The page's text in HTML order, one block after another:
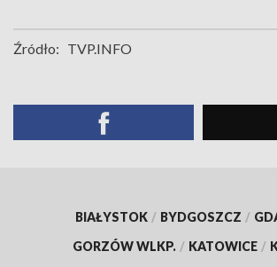
Źródło: TVP.INFO
BIAŁYSTOK / BYDGOSZCZ /
GORZÓW WLKP. / KATOWICE /